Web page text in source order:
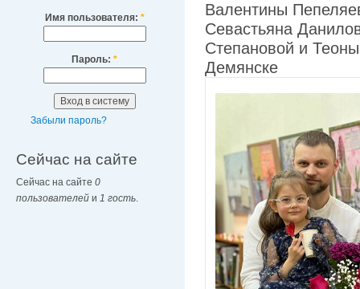
Имя пользователя: *
Пароль: *
Забыли пароль?
Сейчас на сайте
Сейчас на сайте 0
пользователей и 1 гость
Валентины
Севастьяна
Степановой и
Демянске